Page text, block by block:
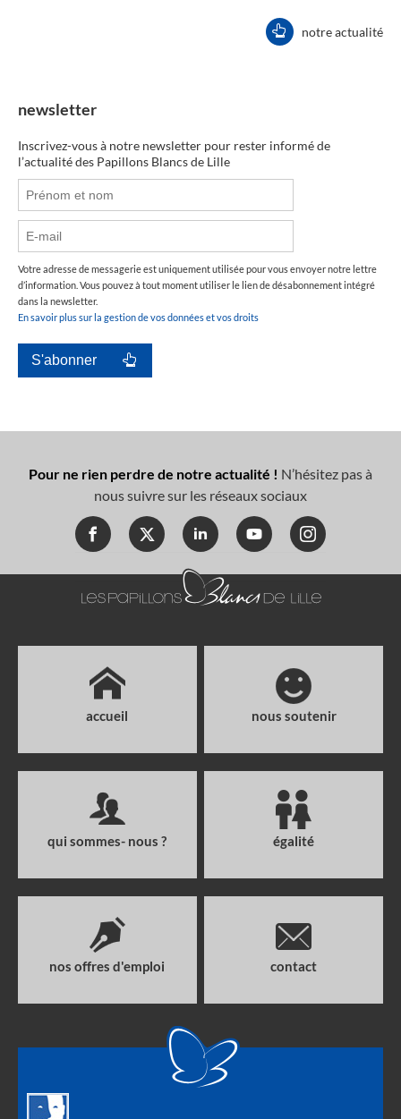
notre actualité
newsletter
Inscrivez-vous à notre newsletter pour rester informé de
l’actualité des Papillons Blancs de Lille
Votre adresse de messagerie est uniquement utilisée pour vous envoyer notre lettre
d’information. Vous pouvez à tout moment utiliser le lien de désabonnement intégré
dans la newsletter.
En savoir plus sur la gestion de vos données et vos droits
Pour ne rien perdre de notre actualité ! N’hésitez pas à
nous suivre sur les réseaux sociaux
accueil nous soutenir
qui sommes- nous ? égalité
nos offres d'emploi contact